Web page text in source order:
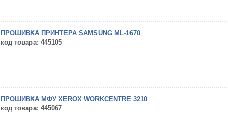
ПРОШИВКА ПРИНТЕРА SAMSUNG ML-1670
код товара: 445105
ПРОШИВКА МФУ XEROX WORKCENTRE 3210
код товара: 445067